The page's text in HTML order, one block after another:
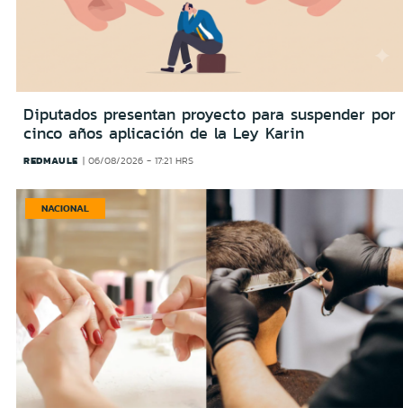
Diputados presentan proyecto para suspender por
cinco años aplicación de la Ley Karin
REDMAULE 06/08/2026 - 17:21 HRS
NACIONAL